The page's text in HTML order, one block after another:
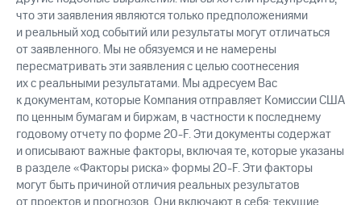
что эти заявления являются только предположениями
и реальный ход событий или результаты могут отличаться
от заявленного. Мы не обязуемся и не намерены
пересматривать эти заявления с целью соотнесения
их с реальными результатами. Мы адресуем Вас
к документам, которые Компания отправляет Комиссии США
по ценным бумагам и биржам, в частности к последнему
годовому отчету по форме 20-F. Эти документы содержат
и описывают важные факторы, включая те, которые указаны
в разделе «Факторы риска» формы 20-F. Эти факторы
могут быть причиной отличия реальных результатов